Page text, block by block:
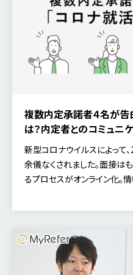
複数内定承諾者４名が告
は？内定者とのコミュニ
新型コロナウイルスによって
余儀なくされました。面接は
るプロセスがオンライン化。